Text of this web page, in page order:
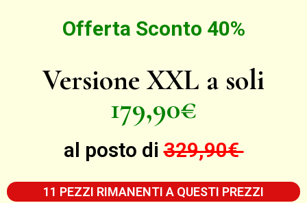
Offerta Sconto 40%
Versione XXL a soli
179,90€
al posto di329,90€
11 PEZZI RIMANENTI A QUESTI PREZZI